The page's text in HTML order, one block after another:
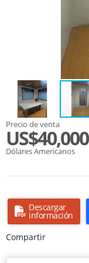
Precio de venta
US$40,000
Dólares Americanos
Descargar
información
Compartir